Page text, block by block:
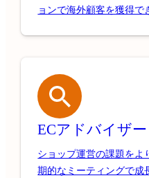
ョンで海外顧客を獲得で
ECアドバイザー
ショップ運営の課題をよ
期的なミーティングで成